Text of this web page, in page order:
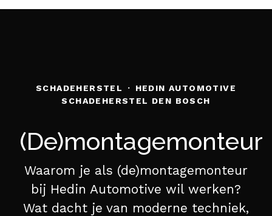
SCHADEHERSTEL ·
HEDIN AUTOMOTIVE
SCHADEHERSTEL DEN BOSCH
(De)montagemonteur
Waarom je als (de)montagemonteur
bij Hedin Automotive wil werken?
Wat dacht je van moderne techniek,